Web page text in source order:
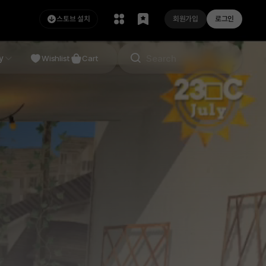
스토브 설치 회원가입 로그인
Studio
Wishlist Cart